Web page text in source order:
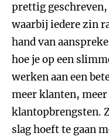
prettig
waarbij iedere zin
hand van
hoe je op een
werken aan een
meer klanten,
klantopbrengsten.
slag hoeft te gaan